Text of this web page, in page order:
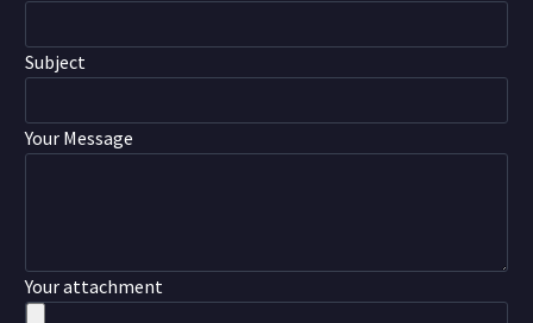
Subject
Your Message
Your attachment